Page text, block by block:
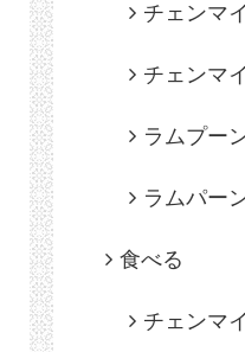
チェンマ
チェンマ
ラムプー
ラムパー
食べる
チェンマ